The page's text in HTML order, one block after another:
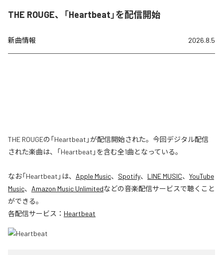
THE ROUGE、「Heartbeat」を配信開始
新曲情報 2026.8.5
THE ROUGEの「Heartbeat」が配信開始された。今回デジタル配信
された楽曲は、「Heartbeat」を含む全1曲となっている。
なお「Heartbeat 」は、 Apple Music、 Spotify、 LINE MUSIC、 YouTube
Music、 Amazon Music Unlimitedなどの音楽配信サービスで聴くこと
ができる。
各配信サービス： Heartbeat